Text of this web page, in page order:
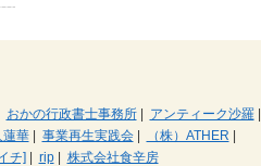
おかの行政書士事務所| アンティーク沙羅|
蓮華| 事業再生実践会| （株）ATHER |
チ]| rip| 株式会社食辛房